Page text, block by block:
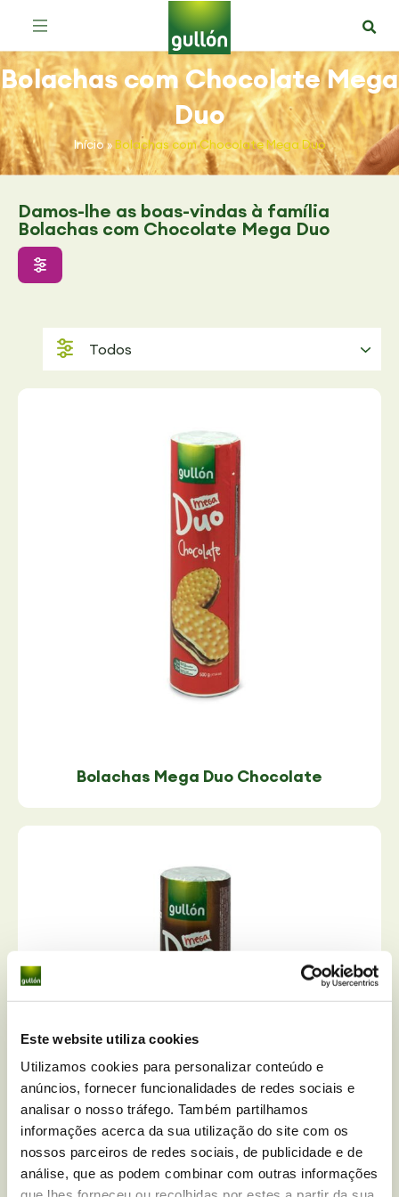
Este website utiliza cookies
Utilizamos cookies para personalizar conteúdo e
anúncios, fornecer funcionalidades de redes sociais e
analisar o nosso tráfego. Também partilhamos
informações acerca da sua utilização do site com os
nossos parceiros de redes sociais, de publicidade e de
análise, que as podem combinar com outras informações
Bolachas com Chocolate Mega
Duo
Início»Bolachas com Chocolate Mega Duo
Damos-lhe as boas-vindas à família
Bolachas com Chocolate Mega Duo
Todos
Bolachas Mega Duo Chocolate